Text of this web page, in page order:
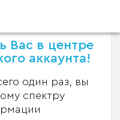
Вас в центре
аккаунта!
один раз, вы
спектру